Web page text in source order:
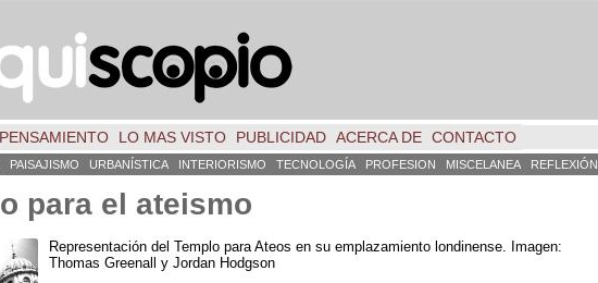
PENSAMIENTO LO MAS VISTO PUBLICIDAD ACERCA DE CONTACTO
PAISAJISMO URBANÍSTICA INTERIORISMO TECNOLOGÍA PROFESION MISCELANEA REFLEXIÓN
para el ateismo
Representación del Templo para Ateos en su emplazamiento londinense. Imagen:
Thomas Greenall y Jordan Hodgson